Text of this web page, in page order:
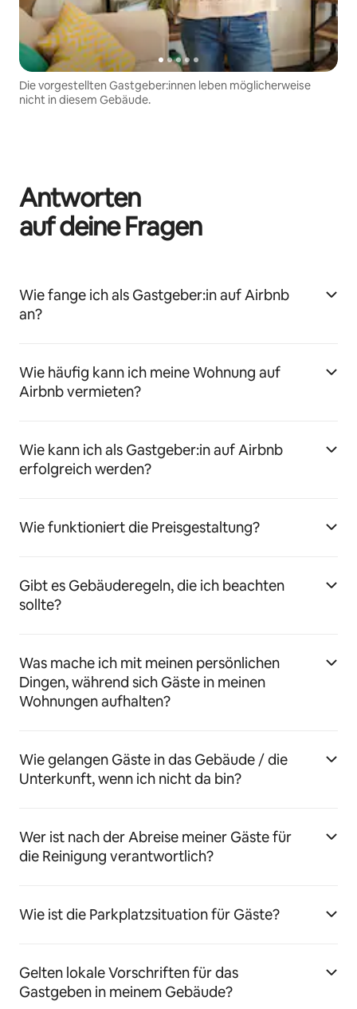
Die vorgestellten Gastgeber:innen leben möglicherweise
nicht in diesem Gebäude.
Antworten
auf deine Fragen
Wie fange ich als Gastgeber:in auf Airbnb
an?
Wie häufig kann ich meine Wohnung auf
Airbnb vermieten?
Wie kann ich als Gastgeber:in auf Airbnb
erfolgreich werden?
Wie funktioniert die Preisgestaltung?
Gibt es Gebäuderegeln, die ich beachten
sollte?
Was mache ich mit meinen persönlichen
Dingen, während sich Gäste in meinen
Wohnungen aufhalten?
Wie gelangen Gäste in das Gebäude / die
Unterkunft, wenn ich nicht da bin?
Wer ist nach der Abreise meiner Gäste für
die Reinigung verantwortlich?
Wie ist die Parkplatzsituation für Gäste?
Gelten lokale Vorschriften für das
Gastgeben in meinem Gebäude?